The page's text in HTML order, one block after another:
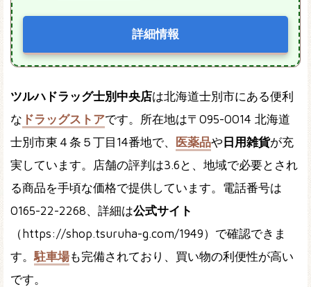
詳細情報
ツルハドラッグ士別中央店は北海道士別市にある便利
な ドラッグストアです。所在地は〒095-0014 北海道
士別市東４条５丁目14番地で、
医薬品や日用雑貨が充
実しています。店舗の評判は3.6と、地域で必要とされ
る商品を手頃な価格で提供しています。電話番号は
0165-22-2268、詳細は公式サイト
（https://shop.tsuruha-g.com/1949）で確認できま
す。 駐車場も完備されており、買い物の利便性が高い
です。